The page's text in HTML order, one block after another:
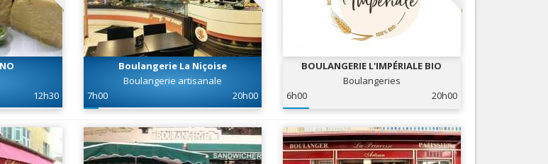
Loisirs
Plages, sports, ...
Tourisme, ...
Nice la plaine du Var
Nice Aéroport
12h30
Boulangerie La Niçoise
Boulangerie artisanale
7h00
20h00
BOULANGERIE L'IMPÉRIALE BIO
Boulangeries
6h00
20h00